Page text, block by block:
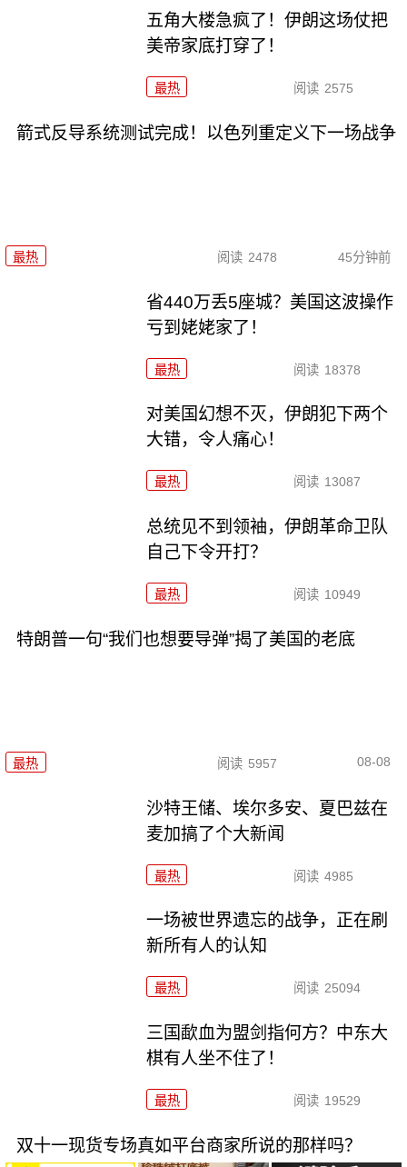
五角大楼急疯了！伊朗这场仗把
美帝家底打穿了！
最热 阅读 2575
箭式反导系统测试完成！以色列重定义下一场战争
最热 阅读 2478 45分钟前
省440万丢5座城？美国这波操作
亏到姥姥家了！
最热 阅读 18378
对美国幻想不灭，伊朗犯下两个
大错，令人痛心！
最热 阅读 13087
总统见不到领袖，伊朗革命卫队
自己下令开打？
最热 阅读 10949
特朗普一句“我们也想要导弹”揭了美国的老底
最热 阅读 5957 08-08
沙特王储、埃尔多安、夏巴兹在
麦加搞了个大新闻
最热 阅读 4985
一场被世界遗忘的战争，正在刷
新所有人的认知
最热 阅读 25094
三国歃血为盟剑指何方？中东大
棋有人坐不住了！
最热 阅读 19529
双十一现货专场真如平台商家所说的那样吗？